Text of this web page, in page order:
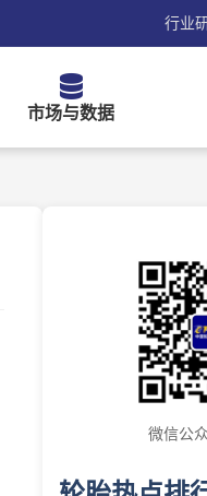
行业
市场与数据
微信公